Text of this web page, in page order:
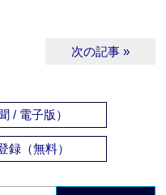
次の記事 »
/ 電子版）
録（無料）